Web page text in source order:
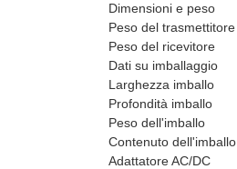
Dimensioni e peso
Peso del trasmettitore
Peso del ricevitore
Dati su imballaggio
Larghezza imballo
Profondità imballo
Peso dell'imballo
Contenuto dell'imballo
Adattatore AC/DC